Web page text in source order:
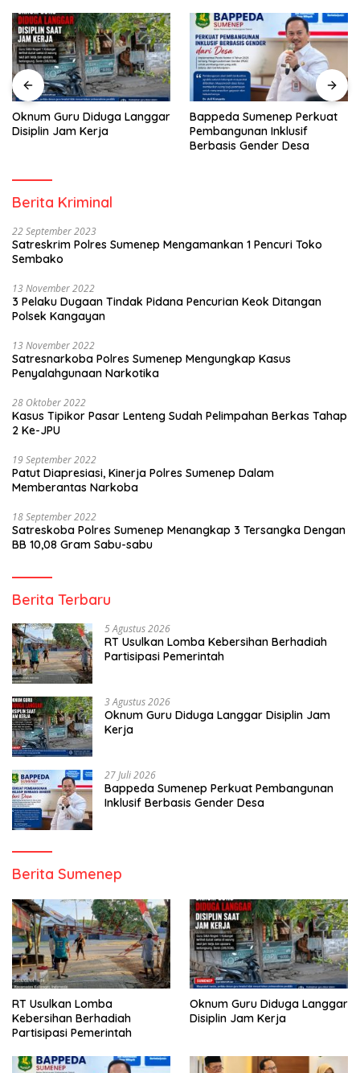
Oknum Guru Diduga Langgar
Disiplin Jam Kerja
Bappeda Sumenep Perkuat
Pembangunan Inklusif
Berbasis Gender Desa
Berita Kriminal
22 September 2023
Satreskrim Polres Sumenep Mengamankan 1 Pencuri Toko
Sembako
13 November 2022
3 Pelaku Dugaan Tindak Pidana Pencurian Keok Ditangan
Polsek Kangayan
13 November 2022
Satresnarkoba Polres Sumenep Mengungkap Kasus
Penyalahgunaan Narkotika
28 Oktober 2022
Kasus Tipikor Pasar Lenteng Sudah Pelimpahan Berkas Tahap
2 Ke-JPU
19 September 2022
Patut Diapresiasi, Kinerja Polres Sumenep Dalam
Memberantas Narkoba
18 September 2022
Satreskoba Polres Sumenep Menangkap 3 Tersangka Dengan
BB 10,08 Gram Sabu-sabu
Berita Terbaru
5 Agustus 2026
RT Usulkan Lomba Kebersihan Berhadiah
Partisipasi Pemerintah
3 Agustus 2026
Oknum Guru Diduga Langgar Disiplin Jam
Kerja
27 Juli 2026
Bappeda Sumenep Perkuat Pembangunan
Inklusif Berbasis Gender Desa
Berita Sumenep
RT Usulkan Lomba
Kebersihan Berhadiah
Partisipasi Pemerintah
Oknum Guru Diduga Langgar
Disiplin Jam Kerja